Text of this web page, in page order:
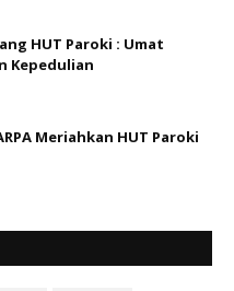
HUT Paroki : Umat
Kepedulian
Meriahkan HUT Paroki